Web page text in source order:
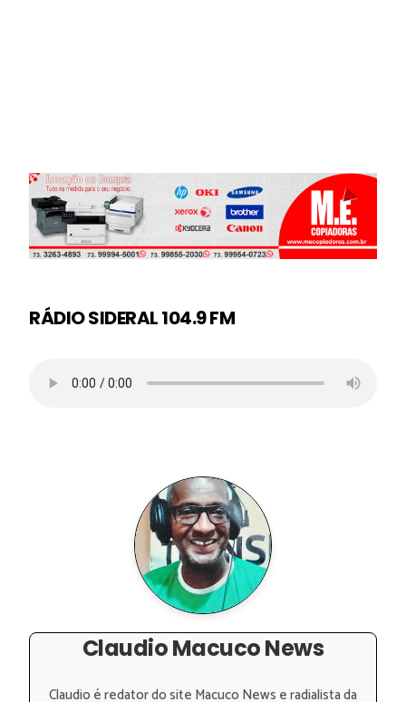
RÁDIO SIDERAL 104.9 FM
Claudio Macuco News
Claudio é redator do site Macuco News e radialista da